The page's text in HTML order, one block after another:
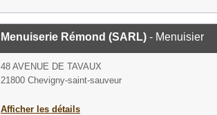
Menuiserie Rémond (SARL) - Menuisier
48 AVENUE DE TAVAUX
21800 Chevigny-saint-sauveur
Afficher les détails